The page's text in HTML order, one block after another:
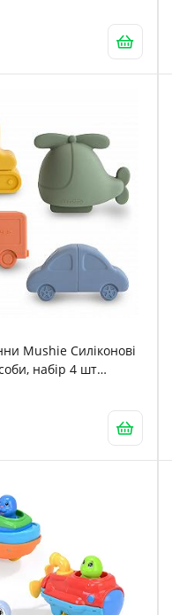
Mushie Силіконові
набір 4 шт